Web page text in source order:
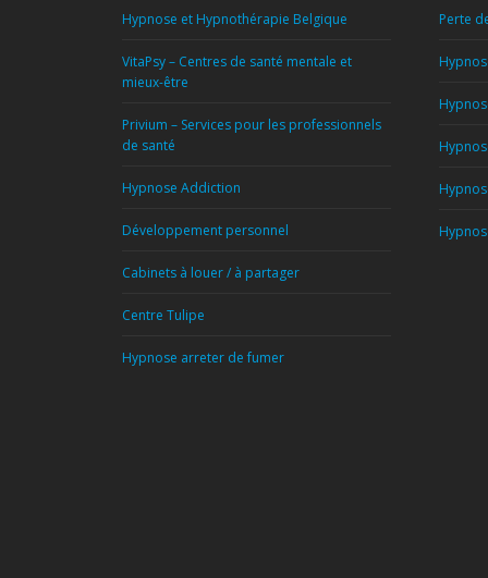
Hypnose et Hypnothérapie Belgique
VitaPsy – Centres de santé mentale et
mieux-être
Privium – Services pour les professionnels
de santé
Hypnose Addiction
Développement personnel
Cabinets à louer / à partager
Centre Tulipe
Hypnose arreter de fumer
Perte